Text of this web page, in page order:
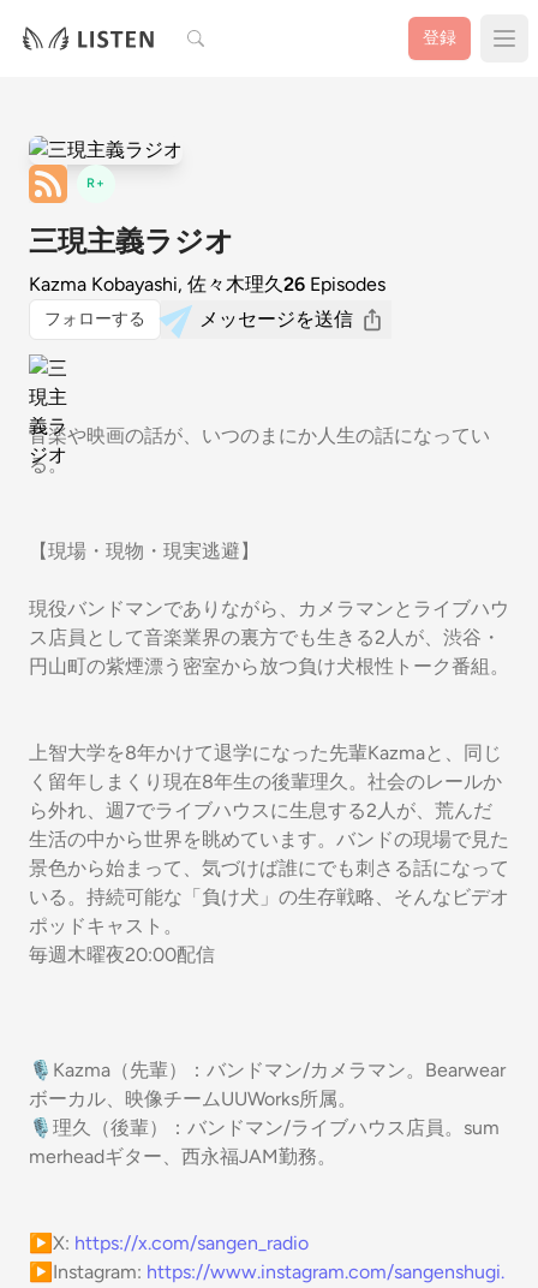
検索 登録
R+
三現主義ラジオ
Kazma Kobayashi, 佐々木理久26 Episodes
フォローする メッセージを送信
音楽や映画の話が、いつのまにか人生の話になってい
る。
【現場・現物・現実逃避】
現役バンドマンでありながら、カメラマンとライブハウ
ス店員として音楽業界の裏方でも生きる2人が、渋谷・
円山町の紫煙漂う密室から放つ負け犬根性トーク番組。
上智大学を8年かけて退学になった先輩Kazmaと、同じ
く留年しまくり現在8年生の後輩理久。社会のレールか
ら外れ、週7でライブハウスに生息する2人が、荒んだ
生活の中から世界を眺めています。バンドの現場で見た
景色から始まって、気づけば誰にでも刺さる話になって
いる。持続可能な「負け犬」の生存戦略、そんなビデオ
ポッドキャスト。
毎週木曜夜20:00配信
🎙Kazma（先輩）：バンドマン/カメラマン。Bearwear
ボーカル、映像チームUUWorks所属。
🎙理久（後輩）：バンドマン/ライブハウス店員。sum
merheadギター、西永福JAM勤務。
▶X: https://x.com/sangen_radio
▶Instagram: https://www.instagram.com/sangenshugi.